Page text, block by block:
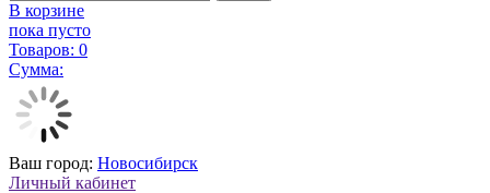
В корзине
пока пусто
Товаров: 0
Сумма:
Ваш город: Новосибирск
Личный кабинет